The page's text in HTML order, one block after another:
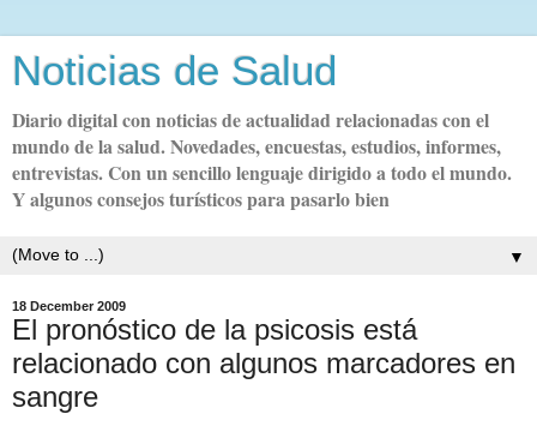
Noticias de Salud
Diario digital con noticias de actualidad relacionadas con el
mundo de la salud. Novedades, encuestas, estudios, informes,
entrevistas. Con un sencillo lenguaje dirigido a todo el mundo.
Y algunos consejos turísticos para pasarlo bien
▼
18 December 2009
El pronóstico de la psicosis está
relacionado con algunos marcadores en
sangre